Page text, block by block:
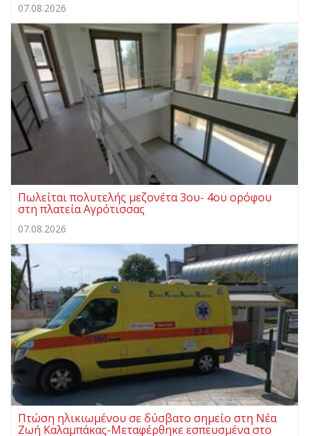
07.08.2026
Πωλείται πολυτελής μεζονέτα 3ου- 4ου ορόφου
στη πλατεία Αγρότισσας
07.08.2026
Πτώση ηλικιωμένου σε δύσβατο σημείο στη Νέα
Ζωή Καλαμπάκας-Μεταφέρθηκε εσπευσμένα στο